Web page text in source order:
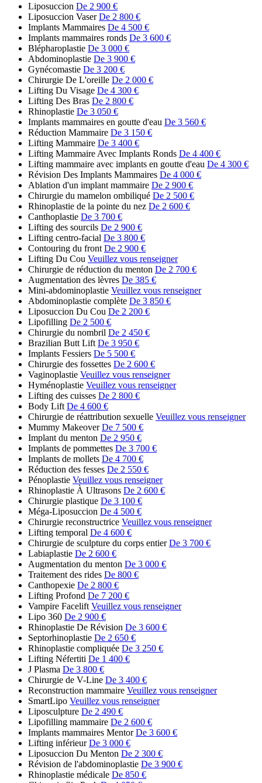
Liposuccion De 2 900 €
Liposuccion Vaser De 2 800 €
Implants Mammaires De 4 500 €
Implants mammaires ronds De 3 600 €
Blépharoplastie De 3 000 €
Abdominoplastie De 3 900 €
Gynécomastie De 3 200 €
Chirurgie De L'oreille De 2 000 €
Lifting Du Visage De 4 300 €
Lifting Des Bras De 2 800 €
Rhinoplastie De 3 050 €
Implants mammaires en goutte d'eau De 3 560 €
Réduction Mammaire De 3 150 €
Lifting Mammaire De 3 400 €
Lifting Mammaire Avec Implants Ronds De 4 400 €
Lifting mammaire avec implants en goutte d'eau De 4 300 €
Révision Des Implants Mammaires De 4 000 €
Ablation d'un implant mammaire De 2 900 €
Chirurgie du mamelon ombiliqué De 2 500 €
Rhinoplastie de la pointe du nez De 2 600 €
Canthoplastie De 3 700 €
Lifting des sourcils De 2 900 €
Lifting centro-facial De 3 800 €
Contouring du front De 2 900 €
Lifting Du Cou Veuillez vous renseigner
Chirurgie de réduction du menton De 2 700 €
Augmentation des lèvres De 385 €
Mini-abdominoplastie Veuillez vous renseigner
Abdominoplastie complète De 3 850 €
Liposuccion Du Cou De 2 200 €
Lipofilling De 2 500 €
Chirurgie du nombril De 2 450 €
Brazilian Butt Lift De 3 950 €
Implants Fessiers De 5 500 €
Chirurgie des fossettes De 2 600 €
Vaginoplastie Veuillez vous renseigner
Hyménoplastie Veuillez vous renseigner
Lifting des cuisses De 2 800 €
Body Lift De 4 600 €
Chirurgie de réattribution sexuelle Veuillez vous renseigner
Mummy Makeover De 7 500 €
Implant du menton De 2 950 €
Implants de pommettes De 3 700 €
Implants de mollets De 4 700 €
Réduction des fesses De 2 550 €
Pénoplastie Veuillez vous renseigner
Rhinoplastie À Ultrasons De 2 600 €
Chirurgie plastique De 3 100 €
Méga-Liposuccion De 4 500 €
Chirurgie reconstructrice Veuillez vous renseigner
Lifting temporal De 4 600 €
Chirurgie de sculpture du corps entier De 3 700 €
Labiaplastie De 2 600 €
Augmentation du menton De 3 000 €
Traitement des rides De 800 €
Canthopexie De 2 800 €
Lifting Profond De 7 200 €
Vampire Facelift Veuillez vous renseigner
Lipo 360 De 2 900 €
Rhinoplastie De Révision De 3 600 €
Septorhinoplastie De 2 650 €
Rhinoplastie compliquée De 3 250 €
Lifting Néfertiti De 1 400 €
J Plasma De 3 800 €
Chirurgie de V-Line De 3 400 €
Reconstruction mammaire Veuillez vous renseigner
SmartLipo Veuillez vous renseigner
Liposculpture De 2 490 €
Lipofilling mammaire De 2 600 €
Implants mammaires Mentor De 3 600 €
Lifting inférieur De 3 000 €
Liposuccion Du Menton De 2 300 €
Révision de l'abdominoplastie De 3 900 €
Rhinoplastie médicale De 850 €